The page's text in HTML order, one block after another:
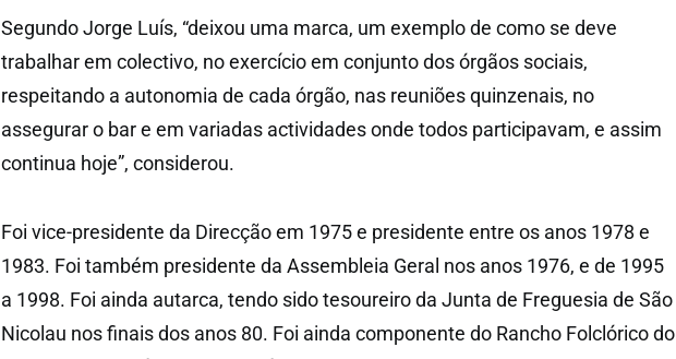
Segundo Jorge Luís, “deixou uma marca, um exemplo de como se deve
trabalhar em colectivo, no exercício em conjunto dos órgãos sociais,
respeitando a autonomia de cada órgão, nas reuniões quinzenais, no
assegurar o bar e em variadas actividades onde todos participavam, e assim
continua hoje”, considerou.
Foi vice-presidente da Direcção em 1975 e presidente entre os anos 1978 e
1983. Foi também presidente da Assembleia Geral nos anos 1976, e de 1995
a 1998. Foi ainda autarca, tendo sido tesoureiro da Junta de Freguesia de São
Nicolau nos finais dos anos 80. Foi ainda componente do Rancho Folclórico do